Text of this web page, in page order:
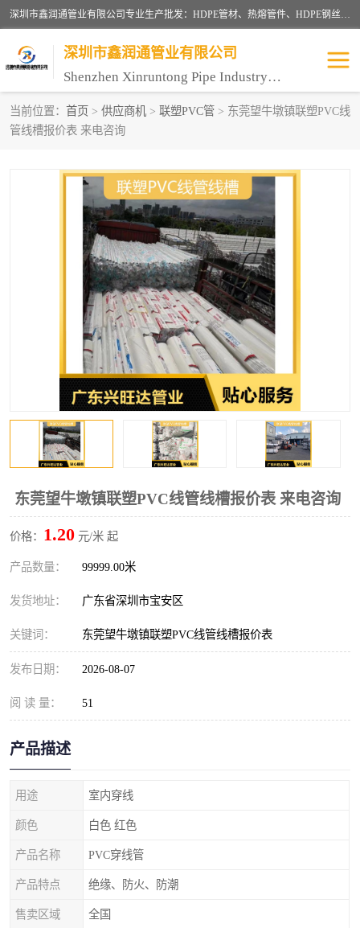
深圳市鑫润通管业有限公司专业生产批发：HDPE管材、热熔管件、HDPE钢丝骨架管、电熔管件、HDPE双壁波纹管、MPP电力管、井盖、PVC管材管件、PPR管材管件等；公司自创建以来，始终秉承“团结、务实、创新、守信”的服务宗旨，凭借专业的服务以及多年的勤奋拼搏，发展成为一家专业销售各种管材管件，绝缘电工套管及配件等系列产品的贸易公司。
深圳市鑫润通管业有限公司
Shenzhen Xinruntong Pipe Industry Co., Ltd
当前位置： 首页 > 供应商机 > 联塑PVC管 > 东莞望牛墩镇联塑PVC线
管线槽报价表 来电咨询
东莞望牛墩镇联塑PVC线管线槽报价表 来电咨询
价格： 1.20 元/米 起
产品数量： 99999.00米
发货地址： 广东省深圳市宝安区
关键词： 东莞望牛墩镇联塑PVC线管线槽报价表
发布日期： 2026-08-07
阅 读 量： 51
产品描述
用途 室内穿线
颜色 白色 红色
产品名称 PVC穿线管
产品特点 绝缘、防火、防潮
售卖区域 全国
HDPE管材给水管
HDPE双壁波纹管 HDPE电力通讯管
UPVC电力通讯管 MPP电力通信管
联塑PVC管 联塑PPR管
联塑家装红蓝线管